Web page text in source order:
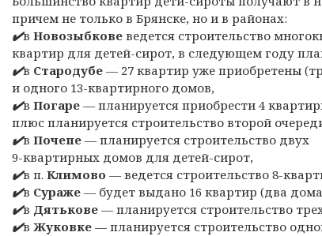
причем не только в Брянске, но и в районах:
✔️в Новозыбкове ведется строительство
квартир для детей-сирот, в следующем году
✔️в Стародубе — 27 квартир уже приобретены
и одного 13-квартирного домов,
✔️в Погаре — планируется приобрести 4
плюс планируется строительство второй
✔️в Почепе — планируется строительство двух
9-квартирных домов для детей-сирот,
✔️в п. Климово — ведется строительство 8-
✔️в Сураже — будет выдано 16 квартир (два
✔️в Дятькове — планируется строительство
✔️в Жуковке — планируется строительство